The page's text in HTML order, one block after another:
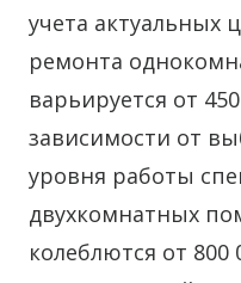
учета актуальных
ремонта
варьируется от
зависимости от
уровня работы
двухкомнатных
колеблются от 800